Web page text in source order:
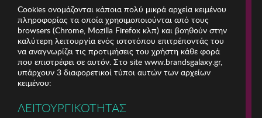
Cookies ονομάζονται κάποια πολύ μικρά αρχεία κειμένου
πληροφορίας τα οποία χρησιμοποιούνται από τους
browsers (Chrome, Mozilla Firefox κλπ) και βοηθούν στην
καλύτερη λειτουργία ενός ιστοτόπου επιτρέποντάς του
να αναγνωρίζει τις προτιμήσεις του χρήστη κάθε φορά
που επιστρέφει σε αυτόν. Στο site www.brandsgalaxy.gr,
υπάρχουν 3 διαφορετικοί τύποι αυτών των αρχείων
κειμένου:
ΛΕΙΤΟΥΡΓΙΚΟΤΗΤΑΣ